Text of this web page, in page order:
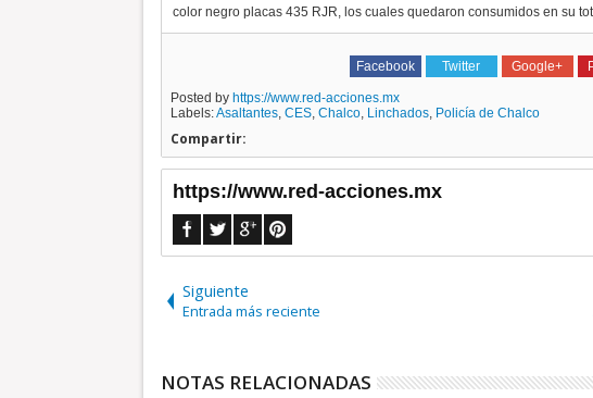
color negro placas 435 RJR, los cuales quedaron consumidos en su
Facebook Twitter Google+
Posted by https://www.red-acciones.mx
Labels:Asaltantes, CES, Chalco, Linchados, Policía de Chalco
Compartir:
https://www.red-acciones.mx
Siguiente
Entrada más reciente
NOTAS RELACIONADAS